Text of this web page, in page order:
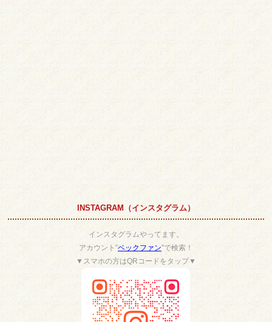
INSTAGRAM（インスタグラム）
インスタグラムやってます。
アカウント”ベックファン”で検索！
▼スマホの方はQRコードをタップ▼